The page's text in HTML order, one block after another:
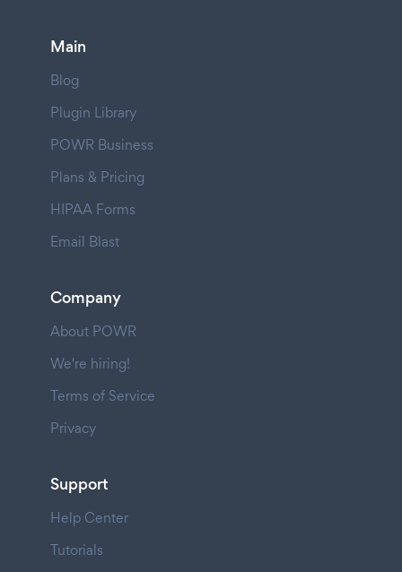
Main
Blog
Plugin Library
POWR Business
Plans & Pricing
HIPAA Forms
Email Blast
Company
About POWR
We're hiring!
Terms of Service
Privacy
Support
Help Center
Tutorials